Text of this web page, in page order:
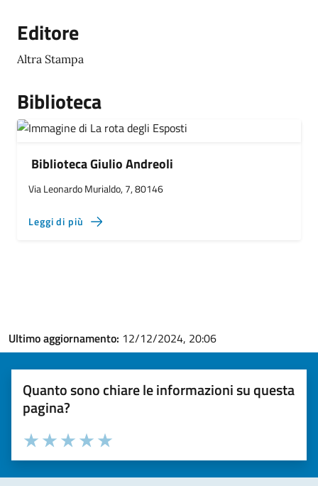
Editore
Altra Stampa
Biblioteca
Biblioteca Giulio Andreoli
Via Leonardo Murialdo, 7, 80146
Leggi di più
Ultimo aggiornamento: 12/12/2024, 20:06
Quanto sono chiare le informazioni su questa
pagina?
Valuta la chiarezza delle informazioni (da 1 a 5 stelle)
Seleziona il numero di stelle per valutare la chiarezza delle
Valuta 5 stelle su 5
Valuta 4 stelle su 5
Valuta 3 stelle su 5
Valuta 2 stelle su 5
Valuta 1 stelle su 5